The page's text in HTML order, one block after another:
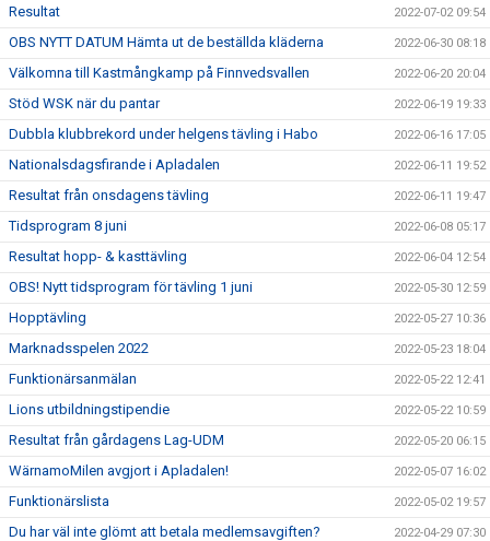
Resultat 2022-07-02 09:54
OBS NYTT DATUM Hämta ut de beställda kläderna 2022-06-30 08:18
Välkomna till Kastmångkamp på Finnvedsvallen 2022-06-20 20:04
Stöd WSK när du pantar 2022-06-19 19:33
Dubbla klubbrekord under helgens tävling i Habo 2022-06-16 17:05
Nationalsdagsfirande i Apladalen 2022-06-11 19:52
Resultat från onsdagens tävling 2022-06-11 19:47
Tidsprogram 8 juni 2022-06-08 05:17
Resultat hopp- & kasttävling 2022-06-04 12:54
OBS! Nytt tidsprogram för tävling 1 juni 2022-05-30 12:59
Hopptävling 2022-05-27 10:36
Marknadsspelen 2022 2022-05-23 18:04
Funktionärsanmälan 2022-05-22 12:41
Lions utbildningstipendie 2022-05-22 10:59
Resultat från gårdagens Lag-UDM 2022-05-20 06:15
WärnamoMilen avgjort i Apladalen! 2022-05-07 16:02
Funktionärslista 2022-05-02 19:57
Du har väl inte glömt att betala medlemsavgiften? 2022-04-29 07:30